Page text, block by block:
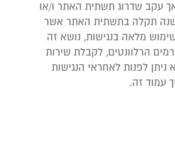
עקב שדרוג תשתית האתר ו/או
תקלה בתשתית האתר אשר
מלאה בנגישות, נושא זה
הרלוונטים, לקבלת שירות
ניתן לפנות לאחראי הנגישות
עמוד זה.